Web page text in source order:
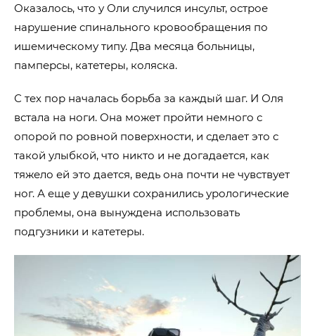
Оказалось, что у Оли случился инсульт, острое
нарушение спинального кровообращения по
ишемическому типу. Два месяца больницы,
памперсы, катетеры, коляска.
С тех пор началась борьба за каждый шаг. И Оля
встала на ноги. Она может пройти немного с
опорой по ровной поверхности, и сделает это с
такой улыбкой, что никто и не догадается, как
тяжело ей это дается, ведь она почти не чувствует
ног. А еще у девушки сохранились урологические
проблемы, она вынуждена использовать
подгузники и катетеры.